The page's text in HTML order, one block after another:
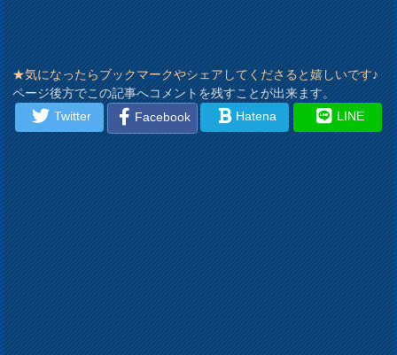
★気になったらブックマークやシェアしてくださると嬉しいです♪
ページ後方でこの記事へコメントを残すことが出来ます。
Twitter
Facebook Hatena LINE